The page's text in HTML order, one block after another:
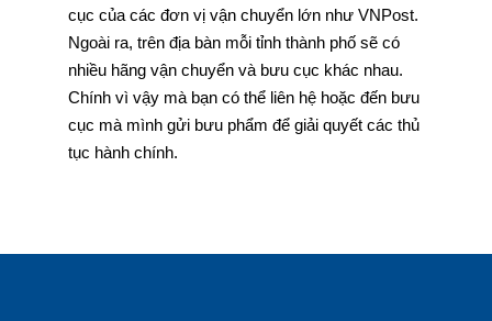
cục của các đơn vị vận chuyển lớn như VNPost.
Ngoài ra, trên địa bàn mỗi tỉnh thành phố sẽ có
nhiều hãng vận chuyển và bưu cục khác nhau.
Chính vì vậy mà bạn có thể liên hệ hoặc đến bưu
cục mà mình gửi bưu phẩm để giải quyết các thủ
tục hành chính.